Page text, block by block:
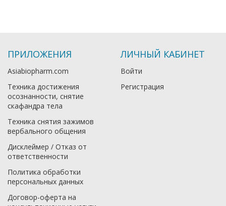
ПРИЛОЖЕНИЯ
Asiabiopharm.com
Техника достижения
осознанности, снятие
скафандра тела
Техника снятия зажимов
вербального общения
Дисклеймер / Отказ от
ответственности
Политика обработки
персональных данных
Договор-оферта на
ЛИЧНЫЙ КАБИНЕТ
Войти
Регистрация